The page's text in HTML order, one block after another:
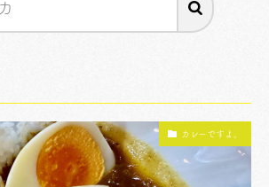
カレーですよ。